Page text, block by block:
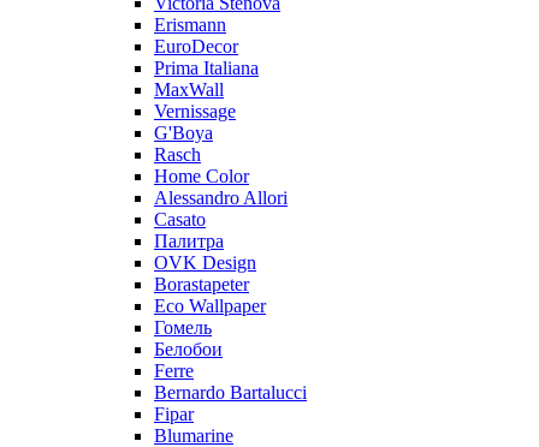
Erismann
EuroDecor
Prima Italiana
MaxWall
Vernissage
G'Boya
Rasch
Home Color
Alessandro Allori
Casato
Палитра
OVK Design
Borastapeter
Eco Wallpaper
Гомель
Белобои
Ferre
Bernardo Bartalucci
Fipar
Blumarine